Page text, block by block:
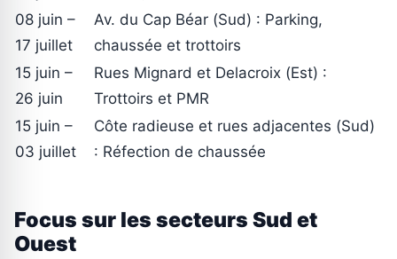
08 juin –
17 juillet
Av. du Cap Béar (Sud) : Parking,
chaussée et trottoirs
15 juin –
26 juin
Rues Mignard et Delacroix (Est) :
Trottoirs et PMR
15 juin –
03 juillet
Côte radieuse et rues adjacentes (Sud)
: Réfection de chaussée
Focus sur les secteurs Sud et
Ouest